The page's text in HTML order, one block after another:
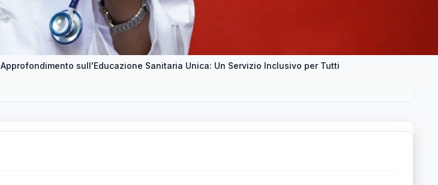
Approfondimento sull'Educazione Sanitaria Unica: Un Servizio Inclusivo per Tutti